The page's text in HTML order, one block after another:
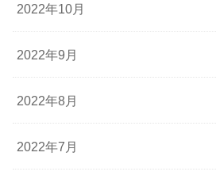
2022年10月
2022年9月
2022年8月
2022年7月